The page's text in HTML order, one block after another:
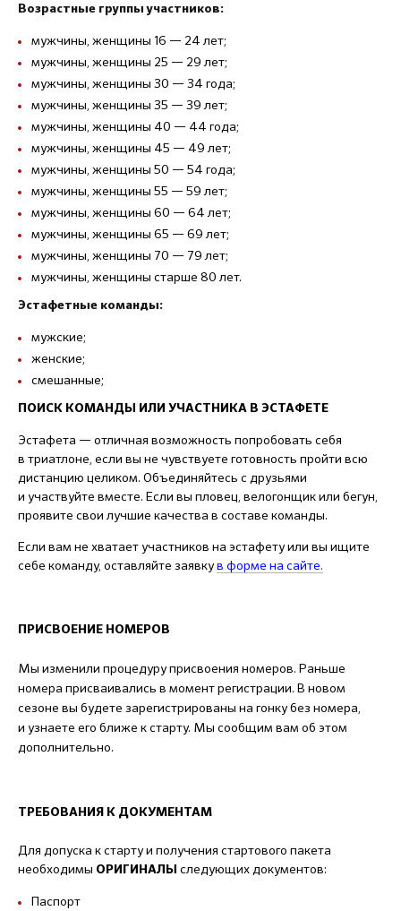
Возрастные группы участников:
мужчины, женщины 16 — 24 лет;
мужчины, женщины 25 — 29 лет;
мужчины, женщины 30 — 34 года;
мужчины, женщины 35 — 39 лет;
мужчины, женщины 40 — 44 года;
мужчины, женщины 45 — 49 лет;
мужчины, женщины 50 — 54 года;
мужчины, женщины 55 — 59 лет;
мужчины, женщины 60 — 64 лет;
мужчины, женщины 65 — 69 лет;
мужчины, женщины 70 — 79 лет;
мужчины, женщины старше 80 лет.
Эстафетные команды:
мужские;
женские;
смешанные;
ПОИСК КОМАНДЫ ИЛИ УЧАСТНИКА В ЭСТАФЕТЕ
Эстафета — отличная возможность попробовать себя
в триатлоне, если вы не чувствуете готовность пройти всю
дистанцию целиком. Объединяйтесь с друзьями
и участвуйте вместе. Если вы пловец, велогонщик или бегун,
проявите свои лучшие качества в составе команды.
Если вам не хватает участников на эстафету или вы ищите
себе команду, оставляйте заявкув форме на сайте.
ПРИСВОЕНИЕ НОМЕРОВ
Мы изменили процедуру присвоения номеров. Раньше
номера присваивались в момент регистрации. В новом
сезоне вы будете зарегистрированы на гонку без номера,
и узнаете его ближе к старту. Мы сообщим вам об этом
дополнительно.
ТРЕБОВАНИЯ К ДОКУМЕНТАМ
Для допуска к старту и получения стартового пакета
необходимы ОРИГИНАЛЫ следующих документов:
Паспорт